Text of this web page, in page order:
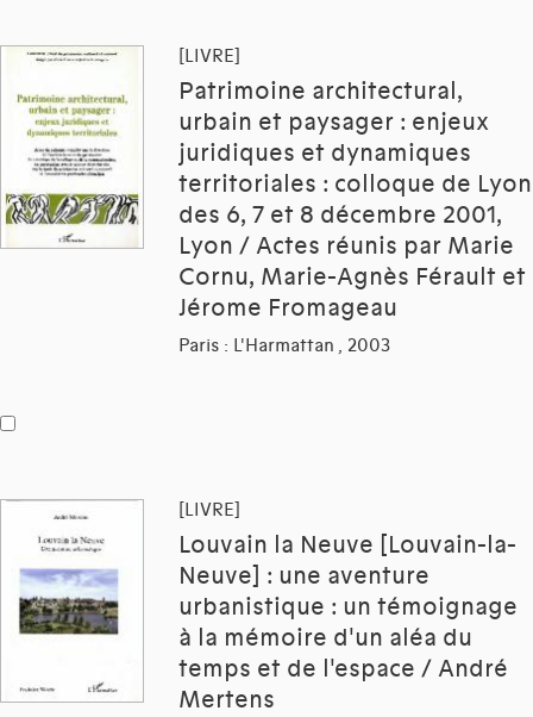
[LIVRE]
Patrimoine architectural,
urbain et paysager : enjeux
juridiques et dynamiques
territoriales : colloque de Lyon
des 6, 7 et 8 décembre 2001,
Lyon / Actes réunis par Marie
Cornu, Marie-Agnès Férault et
Jérome Fromageau
Paris : L'Harmattan , 2003
[LIVRE]
Louvain la Neuve [Louvain-la-
Neuve] : une aventure
urbanistique : un témoignage
à la mémoire d'un aléa du
temps et de l'espace / André
Mertens